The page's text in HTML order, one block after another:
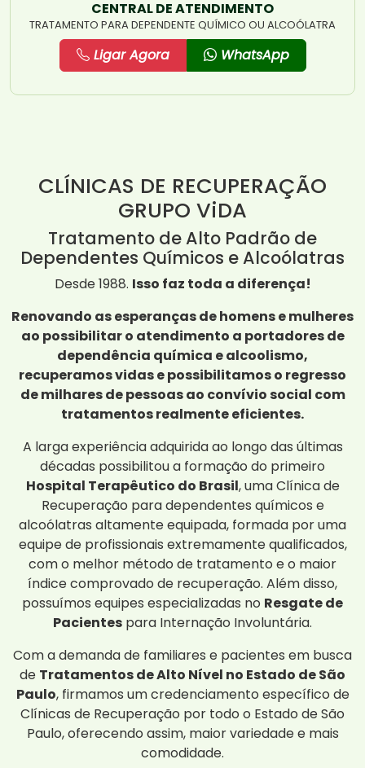
CENTRAL DE ATENDIMENTO
TRATAMENTO PARA DEPENDENTE QUÍMICO OU ALCOÓLATRA
Ligar Agora WhatsApp
CLÍNICAS DE RECUPERAÇÃO
GRUPO ViDA
Tratamento de Alto Padrão de
Dependentes Químicos e Alcoólatras
Desde 1988. Isso faz toda a diferença!
Renovando as esperanças de homens e mulheres
ao possibilitar o atendimento a portadores de
dependência química e alcoolismo,
recuperamos vidas e possibilitamos o regresso
de milhares de pessoas ao convívio social com
tratamentos realmente eficientes.
A larga experiência adquirida ao longo das últimas
décadas possibilitou a formação do primeiro
Hospital Terapêutico do Brasil, uma Clínica de
Recuperação para dependentes químicos e
alcoólatras altamente equipada, formada por uma
equipe de profissionais extremamente qualificados,
com o melhor método de tratamento e o maior
índice comprovado de recuperação. Além disso,
possuímos equipes especializadas no Resgate de
Pacientes para Internação Involuntária.
Com a demanda de familiares e pacientes em busca
de Tratamentos de Alto Nível no Estado de São
Paulo, firmamos um credenciamento específico de
Clínicas de Recuperação por todo o Estado de São
Paulo, oferecendo assim, maior variedade e mais
comodidade.